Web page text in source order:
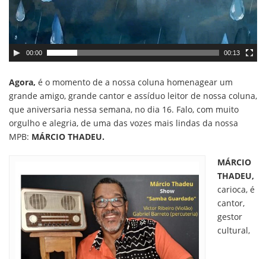
00:00 00:13
Agora, é o momento de a nossa coluna homenagear um
grande amigo, grande cantor e assíduo leitor de nossa coluna,
que aniversaria nessa semana, no dia 16. Falo, com muito
orgulho e alegria, de uma das vozes mais lindas da nossa
MPB: MÁRCIO THADEU.
MÁRCIO
THADEU,
carioca, é
cantor,
gestor
cultural,